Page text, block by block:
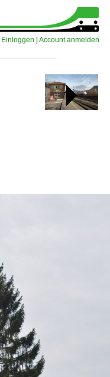
Einloggen Account anmelden